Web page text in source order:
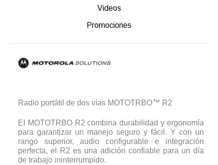
Videos
Promociones
Radio portátil de dos vías MOTOTRBO™ R2
El MOTOTRBO R2 combina durabilidad y ergonomía
para garantizar un manejo seguro y fácil. Y con un
rango superior, audio configurable e integración
perfecta, el R2 es una adición confiable para un día
de trabajo ininterrumpido.